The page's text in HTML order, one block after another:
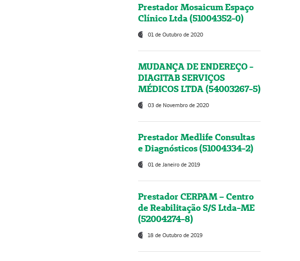
Prestador Mosaicum Espaço
Clínico Ltda (51004352-0)
01 de Outubro de 2020
MUDANÇA DE ENDEREÇO -
DIAGITAB SERVIÇOS
MÉDICOS LTDA (54003267-5)
03 de Novembro de 2020
Prestador Medlife Consultas
e Diagnósticos (51004334-2)
01 de Janeiro de 2019
Prestador CERPAM – Centro
de Reabilitação S/S Ltda-ME
(52004274-8)
18 de Outubro de 2019